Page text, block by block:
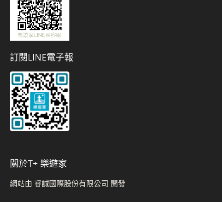
訂閱LINE電子報
關於t+ 樂遊家
網站由 睿誠國際股份有限公司 開發